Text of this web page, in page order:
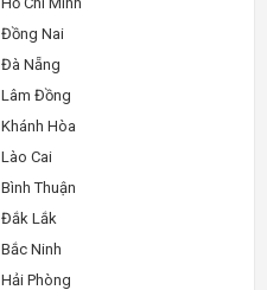
Đồng Nai
Đà Nẵng
Lâm Đồng
Khánh Hòa
Lào Cai
Bình Thuận
Đắk Lắk
Bắc Ninh
Hải Phòng